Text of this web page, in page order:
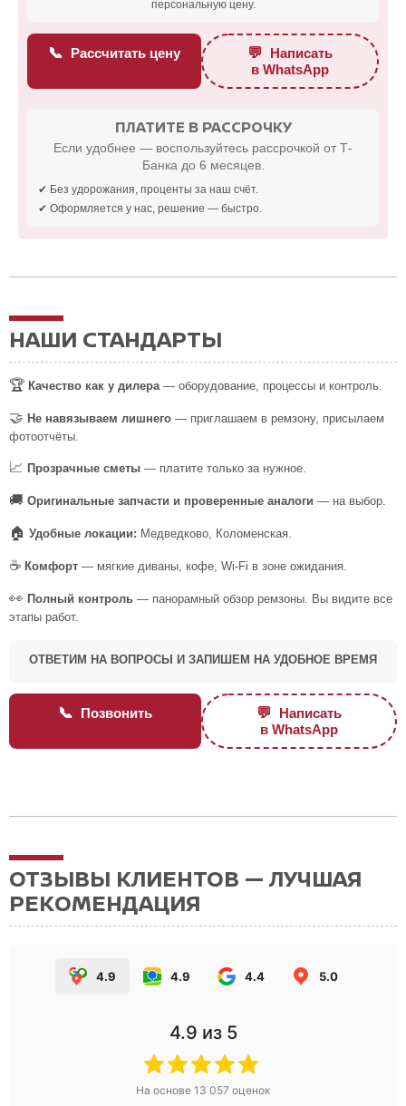
персональную цену.
📞 Рассчитать цену 💬 Написать
в WhatsApp
ПЛАТИТЕ В РАССРОЧКУ
Если удобнее — воспользуйтесь рассрочкой от Т-
Банка до 6 месяцев.
✔ Без удорожания, проценты за наш счёт.
✔ Оформляется у нас, решение — быстро.
НАШИ СТАНДАРТЫ
🏆 Качество как у дилера— оборудование, процессы и контроль.
🤝 Не навязываем лишнего — приглашаем в ремзону, присылаем
фотоотчёты.
📈 Прозрачные сметы — платите только за нужное.
🚚 Оригинальные запчасти и проверенные аналоги — на выбор.
🏠 Удобные локации: Медведково, Коломенская.
☕ Комфорт — мягкие диваны, кофе, Wi-Fi в зоне ожидания.
👀 Полный контроль — панорамный обзор ремзоны. Вы видите все
этапы работ.
ОТВЕТИМ НА ВОПРОСЫ И ЗАПИШЕМ НА УДОБНОЕ ВРЕМЯ
📞 Позвонить 💬 Написать
в WhatsApp
ОТЗЫВЫ КЛИЕНТОВ — ЛУЧШАЯ
РЕКОМЕНДАЦИЯ
4.9 4.9 4.4 5.0
4.9 из 5
На основе 13 057 оценок